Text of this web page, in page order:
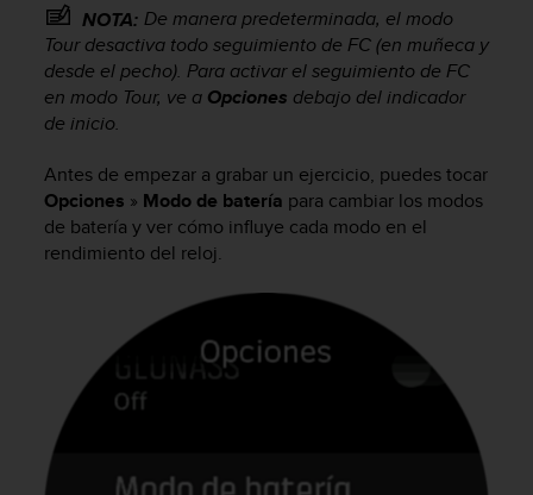
NOTA: De manera predeterminada, el modo
Tour desactiva todo seguimiento de FC (en muñeca y
desde el pecho). Para activar el seguimiento de FC
en modo Tour, ve a Opciones debajo del indicador
de inicio.
Antes de empezar a grabar un ejercicio, puedes tocar
Opciones » Modo de batería para cambiar los modos
de batería y ver cómo influye cada modo en el
rendimiento del reloj.